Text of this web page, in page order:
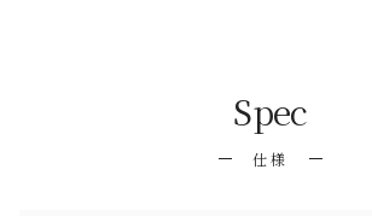
Spec
仕様